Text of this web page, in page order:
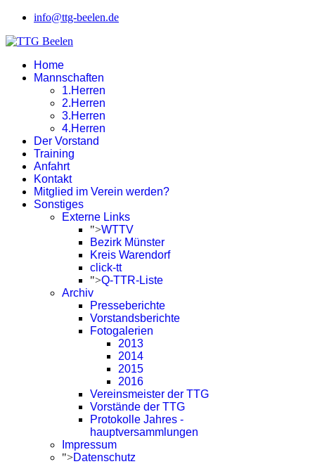
info@ttg-beelen.de
Home
Mannschaften
1.Herren
2.Herren
3.Herren
4.Herren
Der Vorstand
Training
Anfahrt
Kontakt
Mitglied im Verein werden?
Sonstiges
Externe Links
">WTTV
Bezirk Münster
Kreis Warendorf
click-tt
">Q-TTR-Liste
Archiv
Presseberichte
Vorstandsberichte
Fotogalerien
2013
2014
2015
2016
Vereinsmeister der TTG
Vorstände der TTG
Protokolle Jahres -
hauptversammlungen
Impressum
">Datenschutz